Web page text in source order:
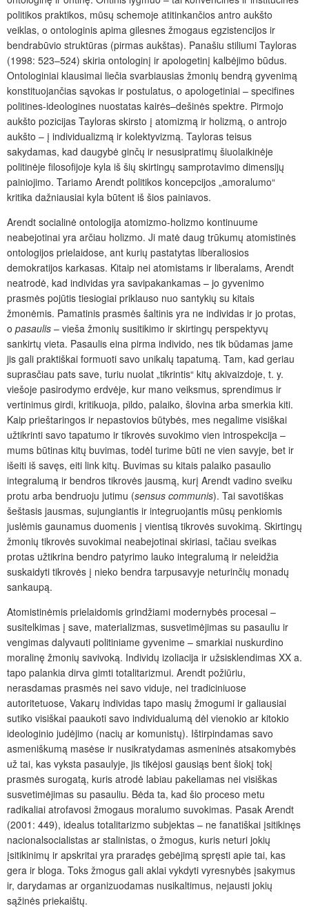
politikos praktikos, mūsų schemoje atitinkančios antro aukšto
veiklas, o ontologinis apima gilesnes žmogaus egzistencijos ir
bendrabūvio struktūras (pirmas aukštas). Panašiu stiliumi Tayloras
(1998: 523–524) skiria ontologinį ir apologetinį kalbėjimo būdus.
Ontologiniai klausimai liečia svarbiausias žmonių bendrą gyvenimą
konstituojančias sąvokas ir postulatus, o apologetiniai – specifines
politines-ideologines nuostatas kairės–dešinės spektre. Pirmojo
aukšto pozicijas Tayloras skirsto į atomizmą ir holizmą, o antrojo
aukšto – į individualizmą ir kolektyvizmą. Tayloras teisus
sakydamas, kad daugybė ginčų ir nesusipratimų šiuolaikinėje
politinėje filosofijoje kyla iš šių skirtingų samprotavimo dimensijų
painiojimo. Tariamo Arendt politikos koncepcijos „amoralumo“
kritika dažniausiai kyla būtent iš šios painiavos.
Arendt socialinė ontologija atomizmo-holizmo kontinuume
neabejotinai yra arčiau holizmo. Ji matė daug trūkumų atomistinės
ontologijos prielaidose, ant kurių pastatytas liberaliosios
demokratijos karkasas. Kitaip nei atomistams ir liberalams, Arendt
neatrodė, kad individas yra savipakankamas – jo gyvenimo
prasmės pojūtis tiesiogiai priklauso nuo santykių su kitais
žmonėmis. Pamatinis prasmės šaltinis yra ne individas ir jo protas,
o pasaulis – vieša žmonių susitikimo ir skirtingų perspektyvų
sankirtų vieta. Pasaulis eina pirma individo, nes tik būdamas jame
jis gali praktiškai formuoti savo unikalų tapatumą. Tam, kad geriau
suprasčiau pats save, turiu nuolat „tikrintis“ kitų akivaizdoje, t. y.
viešoje pasirodymo erdvėje, kur mano veiksmus, sprendimus ir
vertinimus girdi, kritikuoja, pildo, palaiko, šlovina arba smerkia kiti.
Kaip prieštaringos ir nepastovios būtybės, mes negalime visiškai
užtikrinti savo tapatumo ir tikrovės suvokimo vien introspekcija –
mums būtinas kitų buvimas, todėl turime būti ne vien savyje, bet ir
išeiti iš savęs, eiti link kitų. Buvimas su kitais palaiko pasaulio
integralumą ir bendros tikrovės jausmą, kurį Arendt vadino sveiku
protu arba bendruoju jutimu (sensus communis). Tai savotiškas
šeštasis jausmas, sujungiantis ir integruojantis mūsų penkiomis
juslėmis gaunamus duomenis į vientisą tikrovės suvokimą. Skirtingų
žmonių tikrovės suvokimai neabejotinai skiriasi, tačiau sveikas
protas užtikrina bendro patyrimo lauko integralumą ir neleidžia
suskaidyti tikrovės į nieko bendra tarpusavyje neturinčių monadų
sankaupą.
Atomistinėmis prielaidomis grindžiami modernybės procesai –
susitelkimas į save, materializmas, susvetimėjimas su pasauliu ir
vengimas dalyvauti politiniame gyvenime – smarkiai nuskurdino
moralinę žmonių savivoką. Individų izoliacija ir užsisklendimas XX a.
tapo palankia dirva gimti totalitarizmui. Arendt požiūriu,
nerasdamas prasmės nei savo viduje, nei tradiciniuose
autoritetuose, Vakarų individas tapo masių žmogumi ir galiausiai
sutiko visiškai paaukoti savo individualumą dėl vienokio ar kitokio
ideologinio judėjimo (nacių ar komunistų). Ištirpindamas savo
asmeniškumą masėse ir nusikratydamas asmeninės atsakomybės
už tai, kas vyksta pasaulyje, jis tikėjosi gausiąs bent šiokį tokį
prasmės surogatą, kuris atrodė labiau pakeliamas nei visiškas
susvetimėjimas su pasauliu. Bėda ta, kad šio proceso metu
radikaliai atrofavosi žmogaus moralumo suvokimas. Pasak Arendt
(2001: 449), idealus totalitarizmo subjektas – ne fanatiškai įsitikinęs
nacionalsocialistas ar stalinistas, o žmogus, kuris neturi jokių
įsitikinimų ir apskritai yra praradęs gebėjimą spręsti apie tai, kas
gera ir bloga. Toks žmogus gali aklai vykdyti vyresnybės įsakymus
ir, darydamas ar organizuodamas nusikaltimus, nejausti jokių
sąžinės priekaištų.